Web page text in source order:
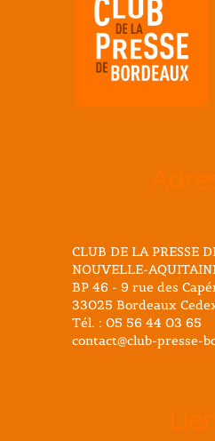
CLUB DE LA PRESSE
NOUVELLE-
BP 46 - 9 rue des
33025 Bordeaux
Tél. : 05 56 44 03 65
contact@club-presse-